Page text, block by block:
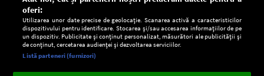
Setări:
Dark
oferi:
Utilizarea unor date precise de geolocație. Scanarea activă a caracteristicilor
dispozitivului pentru identificare. Stocarea și/sau accesarea informațiilor de pe
un dispozitiv. Publicitate și conținut personalizat, măsurători ale publicității și
de conținut, cercetarea audienței și dezvoltarea serviciilor.
Listă parteneri (furnizori)